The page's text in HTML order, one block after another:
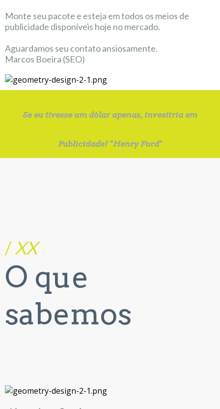
Monte seu pacote e esteja em todos os meios de
publicidade disponíveis hoje no mercado.
Aguardamos seu contato ansiosamente.
Marcos Boeira (SEO)
Se eu tivesse um dólar apenas, investiria em
Publicidade! "Henry Ford"
/XX
O que
sabemos